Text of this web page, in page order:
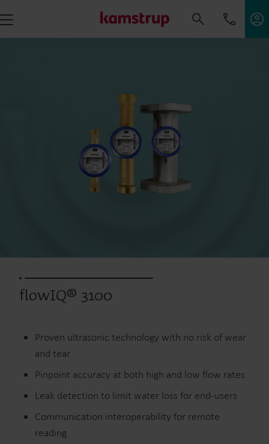
flowIQ® 3100
Proven ultrasonic technology with no risk of wear
and tear
Pinpoint accuracy at both high and low flow rates
Leak detection to limit water loss for end-users
Communication interoperability for remote
reading